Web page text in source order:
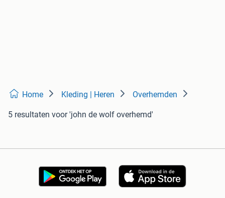
Home Kleding | Heren Overhemden
5 resultaten voor 'john de wolf overhemd'